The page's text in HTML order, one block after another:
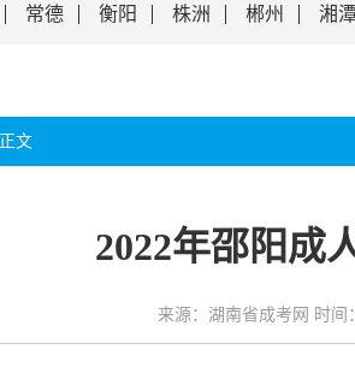
常德 衡阳 株洲 郴州 湘
正文
2022年邵阳成
来源：湖南省成考网 时间